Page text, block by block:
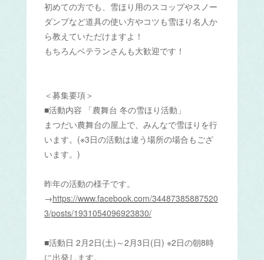
初めての方でも、雪ほり用のスコップやスノー
ダンプなど道具の使い方やコツも雪ほり名人か
ら教えていただけますよ！
もちろんベテランさんも大歓迎です！
＜募集要項＞
■活動内容 「農舞台 冬の雪ほり活動」
まつだい農舞台の屋上で、みんなで雪ほりを行
います。(※3日の活動は違う場所の場合もござ
います。)
昨年の活動の様子です。
→https://www.facebook.com/34487385887520
3/posts/1931054096923830/
■活動日 2月2日(土)～2月3日(日) ※2日の朝8時
に出発します。